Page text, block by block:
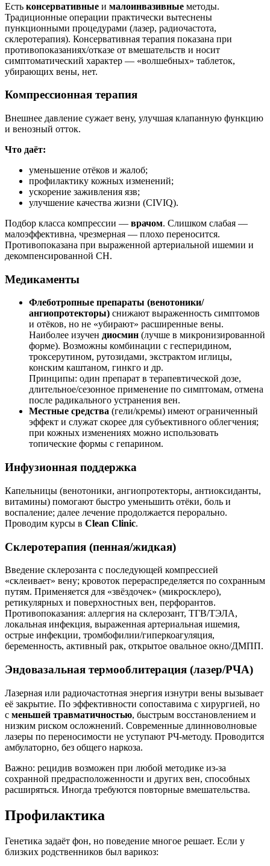
Есть консервативные и малоинвазивные методы.
Традиционные операции практически вытеснены
пункционными процедурами (лазер, радиочастота,
склеротерапия). Консервативная терапия показана при
противопоказаниях/отказе от вмешательств и носит
симптоматический характер — «волшебных» таблеток,
убирающих вены, нет.
Компрессионная терапия
Внешнее давление сужает вену, улучшая клапанную функцию
и венозный отток.
Что даёт:
уменьшение отёков и жалоб;
профилактику кожных изменений;
ускорение заживления язв;
улучшение качества жизни (CIVIQ).
Подбор класса компрессии — врачом. Слишком слабая —
малоэффективна, чрезмерная — плохо переносится.
Противопоказана при выраженной артериальной ишемии и
декомпенсированной СН.
Медикаменты
Флеботропные препараты (венотоники/
ангиопротекторы) снижают выраженность симптомов
и отёков, но не «убирают» расширенные вены.
Наиболее изучен диосмин (лучше в микронизированной
форме). Возможны комбинации с гесперидином,
троксерутином, рутозидами, экстрактом иглицы,
конским каштаном, гинкго и др.
Принципы: один препарат в терапевтической дозе,
длительное/сезонное применение по симптомам, отмена
после радикального устранения вен.
Местные средства (гели/кремы) имеют ограниченный
эффект и служат скорее для субъективного облегчения;
при кожных изменениях можно использовать
топические формы с гепарином.
Инфузионная поддержка
Капельницы (венотоники, ангиопротекторы, антиоксиданты,
витамины) помогают быстро уменьшить отёки, боль и
воспаление; далее лечение продолжается перорально.
Проводим курсы в Clean Clinic.
Склеротерапия (пенная/жидкая)
Введение склерозанта с последующей компрессией
«склеивает» вену; кровоток перераспределяется по сохранным
путям. Применяется для «звёздочек» (микросклеро),
ретикулярных и поверхностных вен, перфорантов.
Противопоказания: аллергия на склерозант, ТГВ/ТЭЛА,
локальная инфекция, выраженная артериальная ишемия,
острые инфекции, тромбофилии/гиперкоагуляция,
беременность, активный рак, открытое овальное окно/ДМПП.
Эндовазальная термооблитерация (лазер/РЧА)
Лазерная или радиочастотная энергия изнутри вены вызывает
её закрытие. По эффективности сопоставима с хирургией, но
с меньшей травматичностью, быстрым восстановлением и
низким риском осложнений. Современные длинноволновые
лазеры по переносимости не уступают РЧ-методу. Проводится
амбулаторно, без общего наркоза.
Важно: рецидив возможен при любой методике из-за
сохранной предрасположенности и других вен, способных
расширяться. Иногда требуются повторные вмешательства.
Профилактика
Генетика задаёт фон, но поведение многое решает. Если у
близких родственников был варикоз: